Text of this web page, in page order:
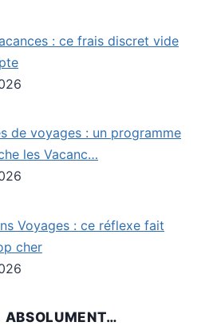
: ce frais discret vide
de voyages : un programme
les Vacanc…
Voyages : ce réflexe fait
cher
ABSOLUMENT…